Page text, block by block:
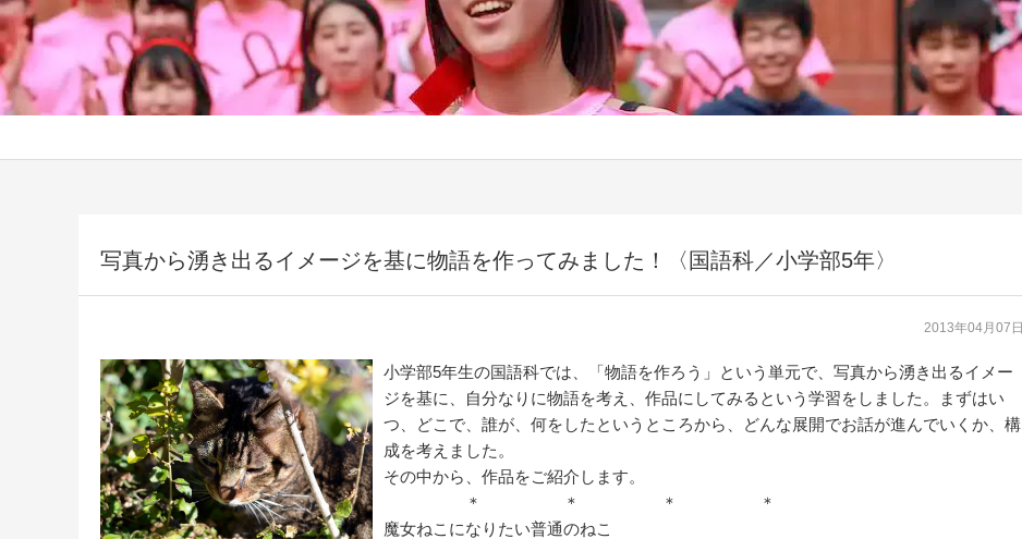
写真から湧き出るイメージを基に物語を作ってみました！〈国語科／小学部5年〉
2013年04月07日
小学部5年生の国語科では、「物語を作ろう」という単元で、写真から湧き出るイメー
ジを基に、自分なりに物語を考え、作品にしてみるという学習をしました。まずはい
つ、どこで、誰が、何をしたというところから、どんな展開でお話が進んでいくか、構
成を考えました。
その中から、作品をご紹介します。
＊ ＊ ＊ ＊
魔女ねこになりたい普通のねこ